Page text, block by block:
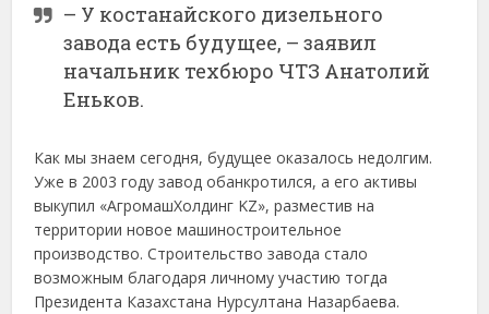
– У костанайского дизельного
завода есть будущее, – заявил
начальник техбюро ЧТЗ Анатолий
Еньков.
Как мы знаем сегодня, будущее оказалось недолгим.
Уже в 2003 году завод обанкротился, а его активы
выкупил «АгромашХолдинг KZ», разместив на
территории новое машиностроительное
производство. Строительство завода стало
возможным благодаря личному участию тогда
Президента Казахстана Нурсултана Назарбаева.